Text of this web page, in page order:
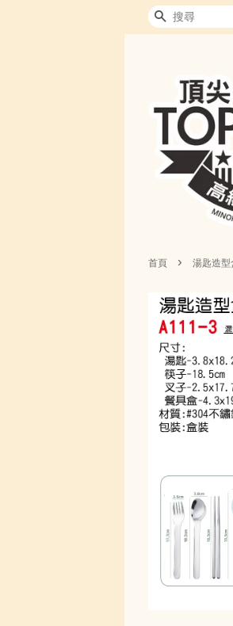
搜尋
首頁 › 湯匙造